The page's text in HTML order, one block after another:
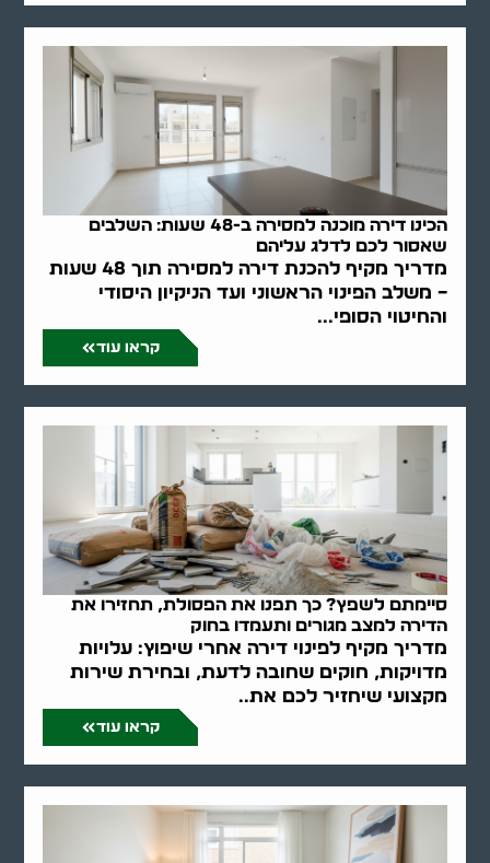
הכינו דירה מוכנה למסירה ב-48 שעות: השלבים
שאסור לכם לדלג עליהם
מדריך מקיף להכנת דירה למסירה תוך 48 שעות
– משלב הפינוי הראשוני ועד הניקיון היסודי
והחיטוי הסופי...
קראו עוד
סיימתם לשפץ? כך תפנו את הפסולת, תחזירו את
הדירה למצב מגורים ותעמדו בחוק
מדריך מקיף לפינוי דירה אחרי שיפוץ: עלויות
מדויקות, חוקים שחובה לדעת, ובחירת שירות
מקצועי שיחזיר לכם את..
קראו עוד